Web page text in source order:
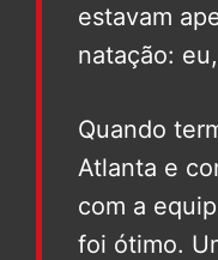
estavam
natação:
Quando
Atlanta e
com a
foi ótimo.